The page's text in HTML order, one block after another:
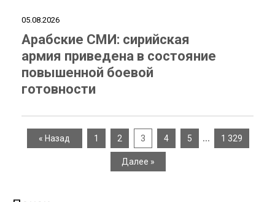
05.08.2026
Арабские СМИ: сирийская
армия приведена в состояние
повышенной боевой
готовности
« Назад 1 2 3 4 5 … 1 329
Далее »